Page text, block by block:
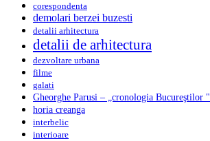
corespondenta
demolari berzei buzesti
detalii arhitectura
detalii de arhitectura
dezvoltare urbana
filme
galati
Gheorghe Parusi – „cronologia Bucureştilor "
horia creanga
interbelic
interioare